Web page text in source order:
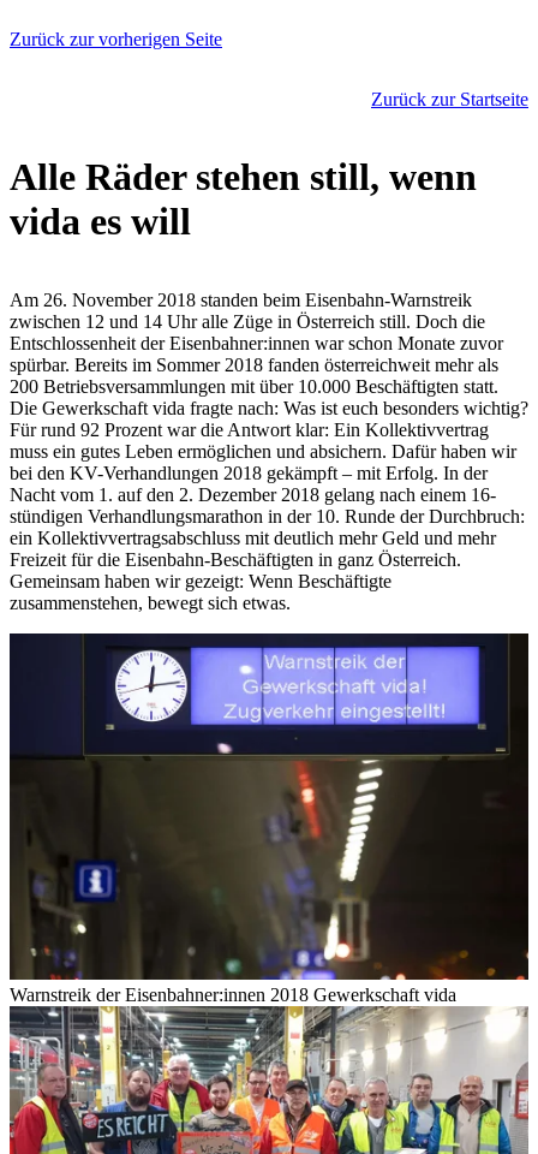
Zurück zur vorherigen Seite
Zurück zur Startseite
Alle Räder stehen still, wenn
vida es will
Am 26. November 2018 standen beim Eisenbahn-Warnstreik
zwischen 12 und 14 Uhr alle Züge in Österreich still. Doch die
Entschlossenheit der Eisenbahner:innen war schon Monate zuvor
spürbar. Bereits im Sommer 2018 fanden österreichweit mehr als
200 Betriebsversammlungen mit über 10.000 Beschäftigten statt.
Die Gewerkschaft vida fragte nach: Was ist euch besonders wichtig?
Für rund 92 Prozent war die Antwort klar: Ein Kollektivvertrag
muss ein gutes Leben ermöglichen und absichern. Dafür haben wir
bei den KV-Verhandlungen 2018 gekämpft – mit Erfolg. In der
Nacht vom 1. auf den 2. Dezember 2018 gelang nach einem 16-
stündigen Verhandlungsmarathon in der 10. Runde der Durchbruch:
ein Kollektivvertragsabschluss mit deutlich mehr Geld und mehr
Freizeit für die Eisenbahn-Beschäftigten in ganz Österreich.
Gemeinsam haben wir gezeigt: Wenn Beschäftigte
zusammenstehen, bewegt sich etwas.
Warnstreik der Eisenbahner:innen 2018 Gewerkschaft vida